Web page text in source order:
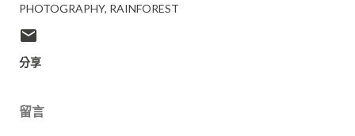
PHOTOGRAPHY RAINFOREST
分享
留言